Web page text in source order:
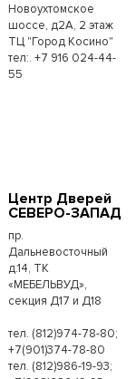
Новоухтомское
шоссе, д2А, 2 этаж
ТЦ "Город Косино"
тел:. +7 916 024-44-
55
Центр Дверей
СЕВЕРО-ЗАПАД
пр.
Дальневосточный
д.14, ТК
«МЕБЕЛЬВУД»,
секция Д17 и Д18
тел. (812)974-78-80;
+7(901)374-78-80
тел. (812)986-19-93;